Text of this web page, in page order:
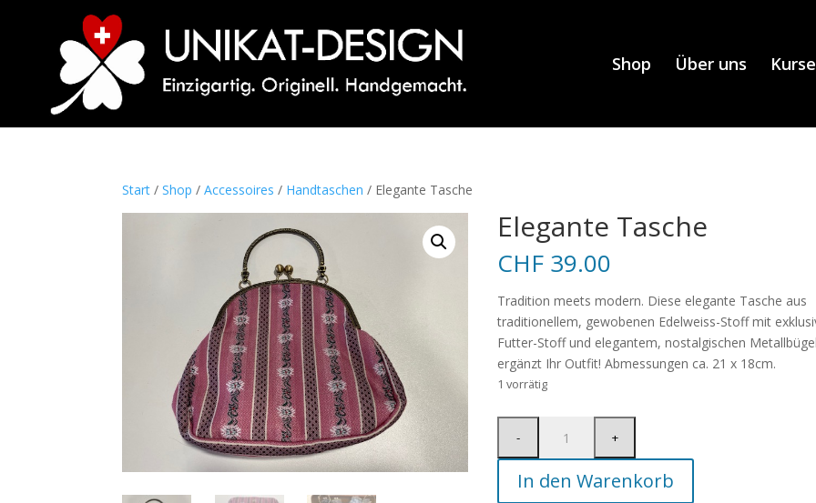
Shop Über uns Kurse
Start /Shop /Accessoires / Handtaschen / Elegante Tasche
Elegante Tasche
CHF 39.00
Tradition meets modern. Diese elegante Tasche aus
traditionellem, gewobenen Edelweiss-Stoff mit
Futter-Stoff und elegantem, nostalgischen
ergänzt Ihr Outfit! Abmessungen ca. 21 x 18cm.
1 vorrätig
In den Warenkorb